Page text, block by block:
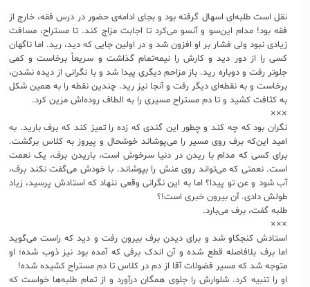
نقل است طلبه‌ای اسهال گرفته بود و بجای ادامه‌ی حضور در درس فقه، خارج از
فقه بود! مدام این‌سو و آنسو می‌کرد تا اجابت مزاج کند. تا مستراح، مسافت
زیادی نبود ولی فشار بر او افزون شد و در اولین جایی که دید، رید. اما ناگهان
کسی را از دور دید و کارش را نیمه‌تمام گذاشت و سریعاً برخاست و کمی
جلوتر رفت و دوباره رید. باز مزاحم دیگری پیدا شد و با نگرانی از دیده نشدن،
برخاست و به نقطه‌ای دیگر رفت و آنجا نیز رید. چندین نقطه را به همین شکل
به کثافت کشید و تا دم مستراح مسیری را به الطاف روده‌اش مزین کرد.
×××
نگران بود که چه کند و چطور این گندی که زده را تمیز کند که برف بارید. به
امید این‌که برف روی مسیر را می‌پوشاند خوشحال و پیروز به کلاس برگشت.
برای کسی که مدام با ریدن در دنیا سرخوش است، باریدن برف، یک نعمت
است. نعمتی که می‌تواند روی عنش را بپوشاند. با خودش می‌گفت نکند برف‌،
آب شود و عن تو پیدا؟ اما به این نگرانی وقعی ننهاد که استادش پرسید، زیاد
طولش دادی. آن بیرون خبری است!؟
طلبه گفت، برف می‌بارد.
×××
استادش کنجکاو شد و برای دیدن برف بیرون رفت و دید که راست می‌گوید
اما برف بلافاصله قطع شده و آن اندک برفی که آمده بود نیز ذوب شده؛ او
متوجه شد که مسیر فضولات آقا از دم در کلاس تا دم مستراح کشیده شده!
او را تنبیه کرد. شلوارش را جلوی همگان درآورد و از تمام طلبه‌ها خواست که